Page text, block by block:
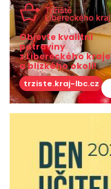
Objevte kvalitní
potraviny
z Libereckého kraje
a blízkého okolí!
trziste.kraj-lbc.cz